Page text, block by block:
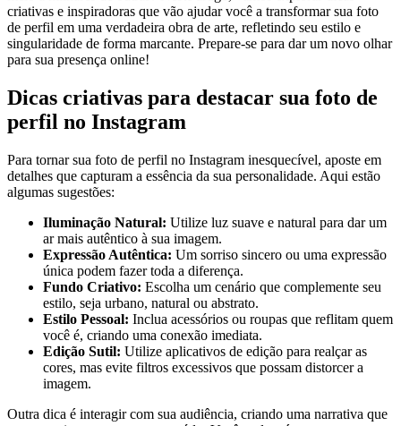
criativas e ‌inspiradoras que vão⁢ ajudar⁤ você a transformar sua foto
de perfil​ em​ uma ⁢verdadeira obra​ de arte, refletindo seu estilo e
singularidade de forma marcante. Prepare-se ⁢para⁢ dar um novo olhar
para‌ sua presença online!
Dicas criativas para destacar sua ‌foto de
perfil⁤ no Instagram
Para​ tornar sua foto de perfil no Instagram inesquecível, aposte em
detalhes‍ que capturam a essência da sua personalidade. Aqui estão‍
algumas sugestões:
Iluminação Natural: Utilize luz ⁣suave ⁤e natural para dar‍ um
ar mais⁣ autêntico ‌à sua‍ imagem.
Expressão⁤ Autêntica: Um sorriso sincero‌ ou uma expressão
única podem fazer toda a diferença.
Fundo ⁤Criativo: Escolha um cenário que⁣ complemente​ seu⁣
estilo, seja urbano, natural ou abstrato.
Estilo Pessoal: Inclua acessórios ou ⁢roupas que reflitam quem
você é, criando uma ‍conexão imediata.
Edição Sutil: ​Utilize aplicativos de‌ edição para realçar as⁤
cores, mas evite filtros excessivos​ que ‍possam distorcer a⁣
imagem.
Outra dica é interagir ⁢com⁢ sua audiência,‌ criando ​uma narrativa ⁢que⁣